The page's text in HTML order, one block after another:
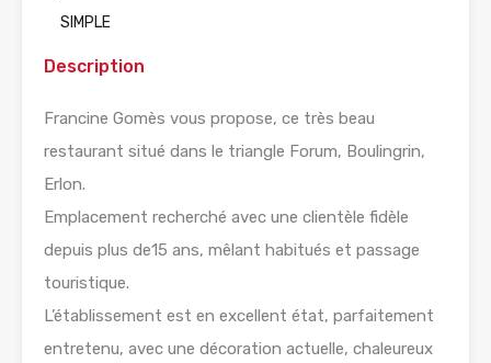
SIMPLE
Description
Francine Gomès vous propose, ce très beau
restaurant situé dans le triangle Forum, Boulingrin,
Erlon.
Emplacement recherché avec une clientèle fidèle
depuis plus de15 ans, mêlant habitués et passage
touristique.
L’établissement est en excellent état, parfaitement
entretenu, avec une décoration actuelle, chaleureux